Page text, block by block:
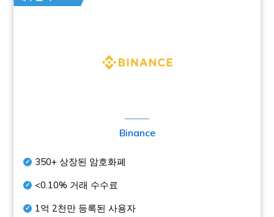
Binance
350+ 상장된 암호화폐
<0.10% 거래 수수료
1억 2천만 등록된 사용자